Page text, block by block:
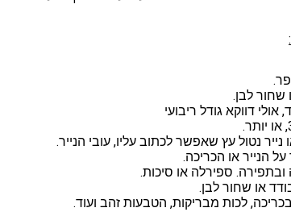
שחור לבן.
נייר נטול עץ שאפשר לכתוב עליו, עובי הנייר.
הנייר או הכריכה.
ספירלה או סיכות.
או שחור לבן.
לכות מבריקות, הטבעות זהב ועוד.